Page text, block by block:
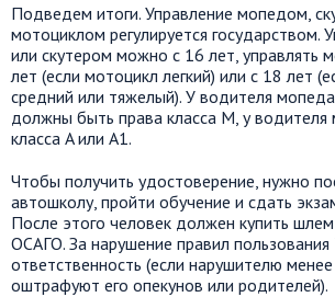
Подведем итоги. Управление мопедом,
мотоциклом регулируется государством.
или скутером можно с 16 лет, управлять
лет (если мотоцикл легкий) или с 18 лет
средний или тяжелый). У водителя мопеда
должны быть права класса M, у
класса A или A1.
Чтобы получить удостоверение, нужно
автошколу, пройти обучение и сдать
После этого человек должен купить
ОСАГО. За нарушение правил
ответственность (если нарушителю
оштрафуют его опекунов или родителей).